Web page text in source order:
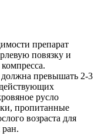
препарат
повязку и
должна превышать 2-3
русло
пропитанные
возраста для